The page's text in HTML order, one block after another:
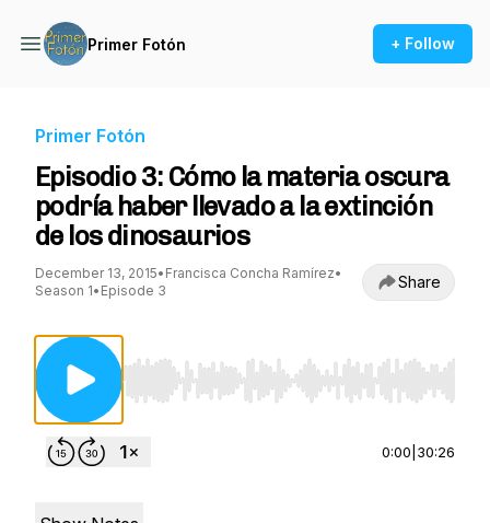
Primer Fotón + Follow
Primer Fotón
Episodio 3: Cómo la materia oscura
podría haber llevado a la extinción
de los dinosaurios
December 13, 2015• Francisca Concha Ramírez•
Season 1• Episode 3 Share
Use Left/Right to seek, Home/End to jump to
0:00 30:26